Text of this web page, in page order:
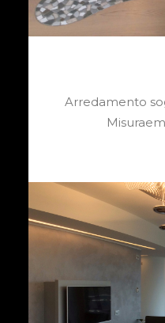
Arredamento